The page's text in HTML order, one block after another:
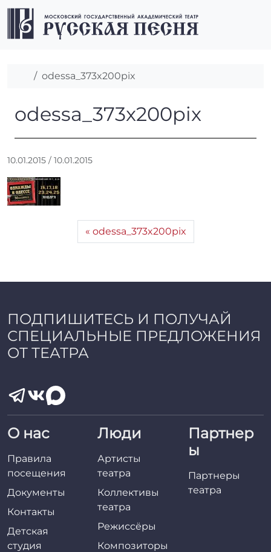
Перейти к содержимому
Перейти к футеру
Главная
odessa_373x200pix
odessa_373x200pix
odessa_373x200pix
10.01.2015 / 10.01.2015
:
r
i
n
odessa_373x200pix
ПОДПИШИТЕСЬ И ПОЛУЧАЙ
СПЕЦИАЛЬНЫЕ ПРЕДЛОЖЕНИЯ
ОТ ТЕАТРА
О нас
Правила
посещения
Документы
Контакты
Детская
студия
Люди
Артисты
театра
Коллективы
театра
Режиссёры
Композиторы
Партнер
ы
Партнеры
театра